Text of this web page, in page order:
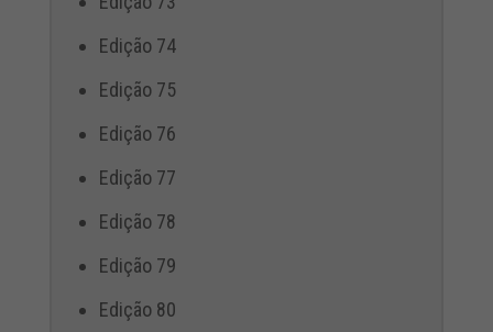
Edição 74
Edição 75
Edição 76
Edição 77
Edição 78
Edição 79
Edição 80